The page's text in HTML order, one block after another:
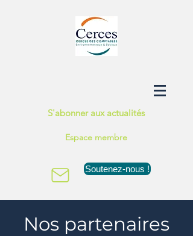
S'abonner aux actualités
Espace membre
Soutenez-nous !
Nos partenaires